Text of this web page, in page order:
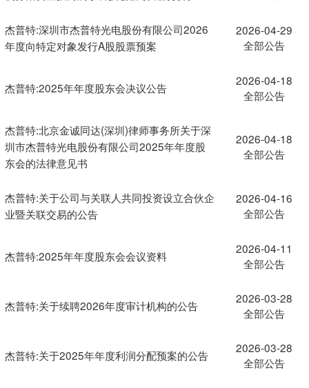
杰普特:深圳市杰普特光电股份有限公司2026
年度向特定对象发行A股股票预案
2026-04-29
全部公告
杰普特:2025年年度股东会决议公告
2026-04-18
全部公告
杰普特:北京金诚同达(深圳)律师事务所关于深
圳市杰普特光电股份有限公司2025年年度股
东会的法律意见书
2026-04-18
全部公告
杰普特:关于公司与关联人共同投资设立合伙企
业暨关联交易的公告
2026-04-16
全部公告
杰普特:2025年年度股东会会议资料
2026-04-11
全部公告
杰普特:关于续聘2026年度审计机构的公告
2026-03-28
全部公告
杰普特:关于2025年年度利润分配预案的公告
2026-03-28
全部公告